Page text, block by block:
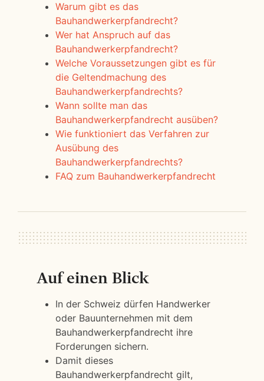
Warum gibt es das
Bauhandwerkerpfandrecht?
Wer hat Anspruch auf das
Bauhandwerkerpfandrecht?
Welche Voraussetzungen gibt es für
die Geltendmachung des
Bauhandwerkerpfandrechts?
Wann sollte man das
Bauhandwerkerpfandrecht ausüben?
Wie funktioniert das Verfahren zur
Ausübung des
Bauhandwerkerpfandrechts?
FAQ zum Bauhandwerkerpfandrecht
Auf einen Blick
In der Schweiz dürfen Handwerker
oder Bauunternehmen mit dem
Bauhandwerkerpfandrecht ihre
Forderungen sichern.
Damit dieses
Bauhandwerkerpfandrecht gilt,